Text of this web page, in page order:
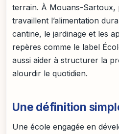
terrain. À Mouans-Sartoux,
travaillent l’alimentation
cantine, le jardinage et les
repères comme le label
aussi aider à structurer la
alourdir le quotidien.
Une définition
Une école engagée en